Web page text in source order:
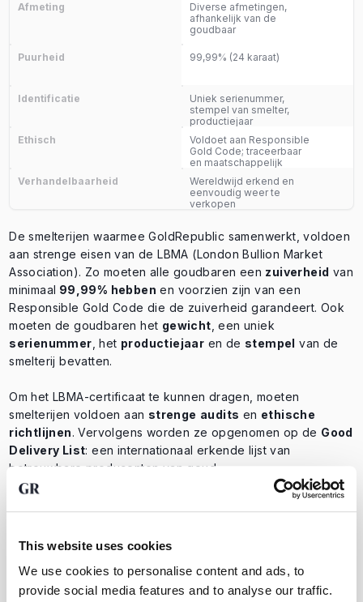
This website uses cookies
We use cookies to personalise content and ads, to
provide social media features and to analyse our traffic.
Afmeting
Diverse afmetingen,
afhankelijk van de
goudbaar
Puurheid 99,99% (24 karaat)
Identificatie
Uniek serienummer,
stempel van smelter,
productiejaar
Ethisch
Voldoet aan Responsible
Gold Code; traceerbaar
en maatschappelijk
Verhandelbaarheid
Wereldwijd erkend en
eenvoudig weer te
verkopen
De smelterijen waarmee GoldRepublic samenwerkt, voldoen
aan strenge eisen van de LBMA (London Bullion Market
Association). Zo moeten alle goudbaren een zuiverheid van
minimaal 99,99% hebben en voorzien zijn van een
Responsible Gold Code die de zuiverheid garandeert. Ook
moeten de goudbaren het gewicht , een uniek
serienummer , het productiejaar en de stempel van de
smelterij bevatten.
Om het LBMA-certificaat te kunnen dragen, moeten
smelterijen voldoen aan strenge audits en ethische
richtlijnen. Vervolgens worden ze opgenomen op de Good
Delivery List: een internationaal erkende lijst van
betrouwbare producenten van goud.
Door te investeren in goud via GoldRepublic, bent u ervan
dat op een ethische manier gewonnen is, dat